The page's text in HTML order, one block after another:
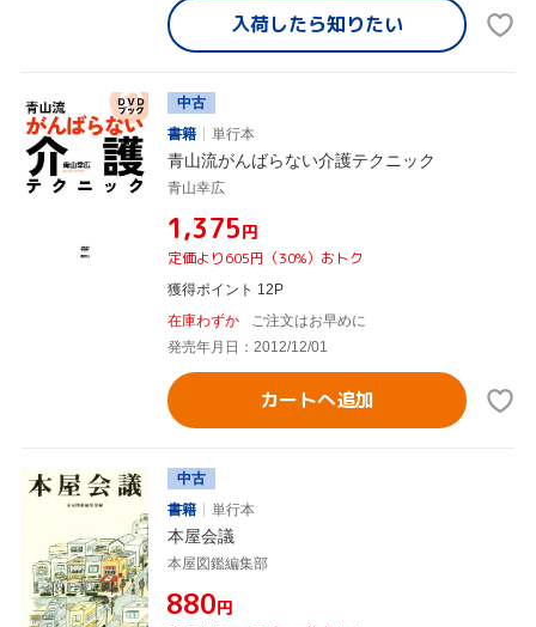
入荷したら知りたい
中古
書籍
単行本
青山流がんばらない介護テクニック
青山幸広
¥1,375円
定価より605円（30%）おトク
獲得ポイント 12P
在庫わずか
ご注文はお早めに
発売年月日：2012/12/01
カートへ追加
中古
書籍
単行本
本屋会議
本屋図鑑編集部
¥880円